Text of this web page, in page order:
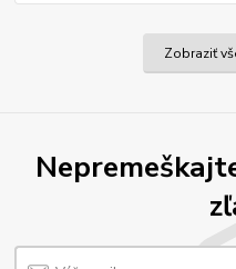
Zobraziť